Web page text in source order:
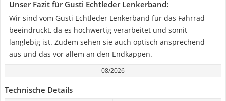
Unser Fazit für Gusti Echtleder Lenkerband:
Wir sind vom Gusti Echtleder Lenkerband für das Fahrrad
beeindruckt, da es hochwertig verarbeitet und somit
langlebig ist. Zudem sehen sie auch optisch ansprechend
aus und das vor allem an den Endkappen.
08/2026
Technische Details